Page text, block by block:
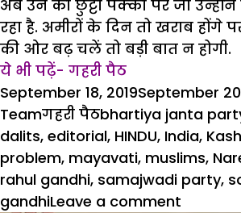
अब उन की छुट्टी पक्की पर जो उन्होंने
रहा है. अमीरों के दिन तो खराब होंगे
की ओर बढ़ चलें तो बड़ी बात न होगी.
ये भी पढ़ें- गहरी पैठ
Posted
on
September 18, 2019September
TeamCategories
गहरी पैठTags
bhartiya janta
dalits, editorial, HINDU, India,
problem, mayavati, muslims,
rahul gandhi, samajwadi party,
gandhiLeave a comment